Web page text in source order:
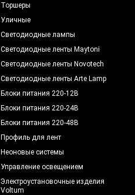
Торшеры
Уличные
Светодиодные лампы
Светодиодные ленты Maytoni
Светодиодные ленты Novotech
Светодиодные ленты Arte Lamp
Блоки питания 220-12В
Блоки питания 220-24В
Блоки питания 220-48В
Профиль для лент
Неоновые системы
Управление освещением
Электроустановочные изделия
Voltum